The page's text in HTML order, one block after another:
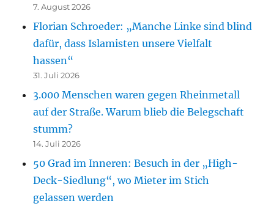
7. August 2026
Florian Schroeder: „Manche Linke sind blind
dafür, dass Islamisten unsere Vielfalt
hassen“
31. Juli 2026
3.000 Menschen waren gegen Rheinmetall
auf der Straße. Warum blieb die Belegschaft
stumm?
14. Juli 2026
50 Grad im Inneren: Besuch in der „High-
Deck-Siedlung“, wo Mieter im Stich
gelassen werden